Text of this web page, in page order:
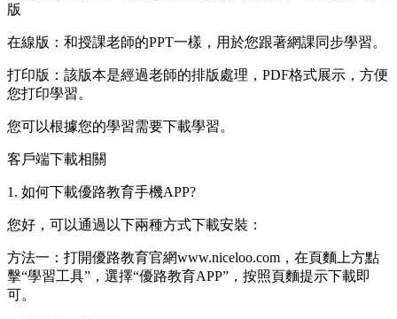
版
在線版：和授課老師的PPT一樣，用於您跟著網課同步學習。
打印版：該版本是經過老師的排版處理，PDF格式展示，方便
您打印學習。
您可以根據您的學習需要下載學習。
客戶端下載相關
1. 如何下載優路教育手機APP?
您好，可以通過以下兩種方式下載安裝：
方法一：打開優路教育官網www.niceloo.com，在頁麵上方點
擊“學習工具”，選擇“優路教育APP”，按照頁麵提示下載即
可。